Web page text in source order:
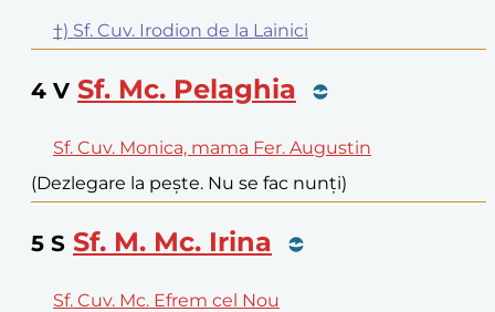
†) Sf. Cuv. Irodion de la Lainici
4 V Sf. Mc. Pelaghia
Sf. Cuv. Monica, mama Fer. Augustin
(Dezlegare la pește. Nu se fac nunți)
5 S Sf. M. Mc. Irina
Sf. Cuv. Mc. Efrem cel Nou